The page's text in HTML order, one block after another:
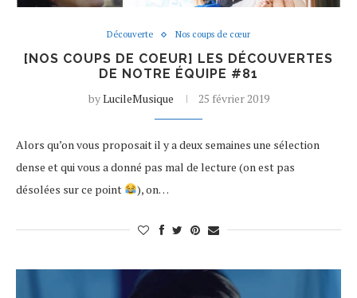
Découverte Nos coups de cœur
[NOS COUPS DE COEUR] LES DÉCOUVERTES
DE NOTRE ÉQUIPE #81
byLucileMusique 25 février 2019
Alors qu’on vous proposait il y a deux semaines une sélection
dense et qui vous a donné pas mal de lecture (on est pas
désolées sur ce point
), on…